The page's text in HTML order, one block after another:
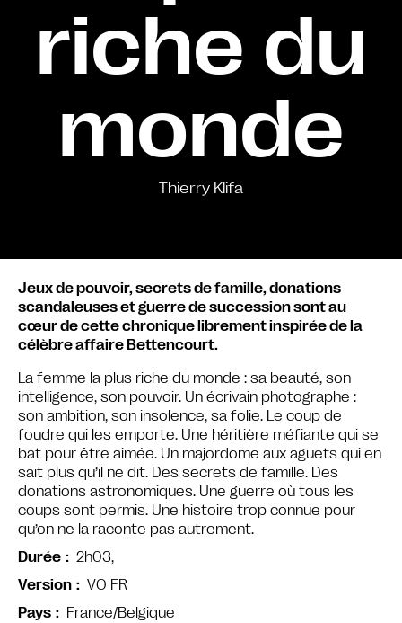
riche du
monde
Thierry Klifa
Jeux de pouvoir, secrets de famille, donations
scandaleuses et guerre de succession sont au
cœur de cette chronique librement inspirée de la
célèbre affaire Bettencourt.
La femme la plus riche du monde : sa beauté, son
intelligence, son pouvoir. Un écrivain photographe :
son ambition, son insolence, sa folie. Le coup de
foudre qui les emporte. Une héritière méfiante qui se
bat pour être aimée. Un majordome aux aguets qui en
sait plus qu’il ne dit. Des secrets de famille. Des
donations astronomiques. Une guerre où tous les
coups sont permis. Une histoire trop connue pour
qu’on ne la raconte pas autrement.
Durée
2h03,
Version
VO FR
Pays
France/Belgique